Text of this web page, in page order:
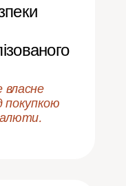
власне
покупкою